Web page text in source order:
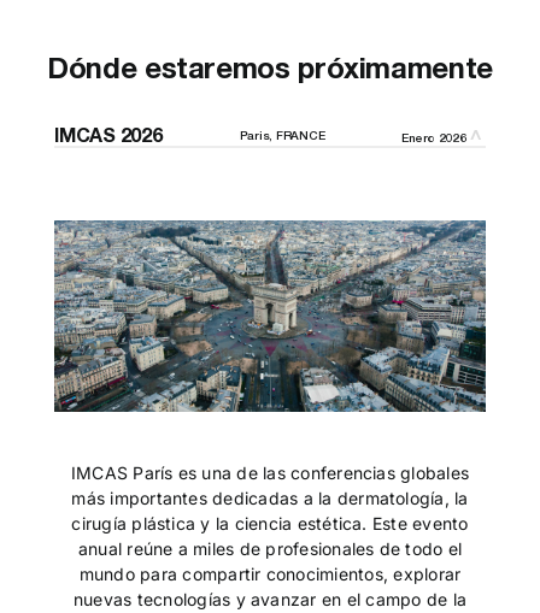
Dónde estaremos próximamente
IMCAS 2026 Paris, FRANCE Enero 2026
IMCAS París es una de las conferencias globales
más importantes dedicadas a la dermatología, la
cirugía plástica y la ciencia estética. Este evento
anual reúne a miles de profesionales de todo el
mundo para compartir conocimientos, explorar
nuevas tecnologías y avanzar en el campo de la